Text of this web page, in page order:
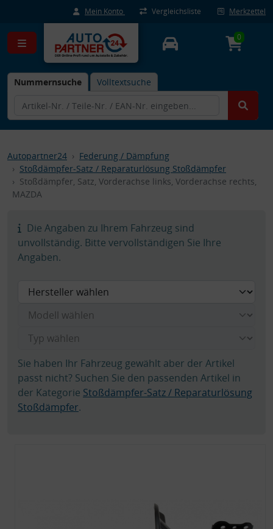
Mein Konto Vergleichsliste Merkzettel
Nummernsuche Volltextsuche
0
Autopartner24
Federung / Dämpfung
Stoßdämpfer-Satz / Reparaturlösung Stoßdämpfer
Stoßdämpfer, Satz, Vorderachse links, Vorderachse rechts,
MAZDA
Die Angaben zu Ihrem Fahrzeug sind
unvollständig. Bitte vervollständigen Sie Ihre
Angaben.
Sie haben Ihr Fahrzeug gewählt aber der Artikel
passt nicht? Suchen Sie den passenden Artikel in
der Kategorie Stoßdämpfer-Satz / Reparaturlösung
Stoßdämpfer.